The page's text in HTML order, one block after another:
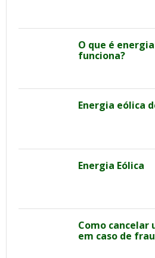
O que é
funciona?
Energia eólica
Energia Eólica
Como cancelar
em caso de